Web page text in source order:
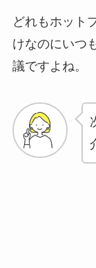
どれもホット
けなのにいつ
議ですよね。